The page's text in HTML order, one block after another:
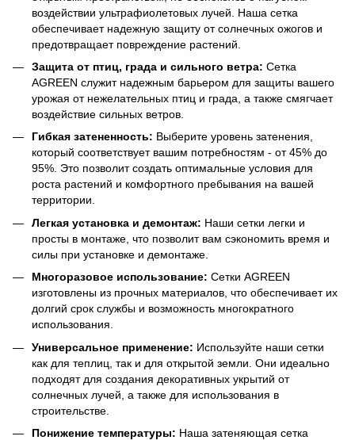
воздействии ультрафиолетовых лучей. Наша сетка
обеспечивает надежную защиту от солнечных ожогов и
предотвращает повреждение растений.
Защита от птиц, града и сильного ветра: Сетка
AGREEN служит надежным барьером для защиты вашего
урожая от нежелательных птиц и града, а также смягчает
воздействие сильных ветров.
Гибкая затененность: Выберите уровень затенения,
который соответствует вашим потребностям - от 45% до
95%. Это позволит создать оптимальные условия для
роста растений и комфортного пребывания на вашей
территории.
Легкая установка и демонтаж: Наши сетки легки и
просты в монтаже, что позволит вам сэкономить время и
силы при установке и демонтаже.
Многоразовое использование: Сетки AGREEN
изготовлены из прочных материалов, что обеспечивает их
долгий срок службы и возможность многократного
использования.
Универсальное применение: Используйте наши сетки
как для теплиц, так и для открытой земли. Они идеально
подходят для создания декоративных укрытий от
солнечных лучей, а также для использования в
строительстве.
Понижение температуры: Наша затеняющая сетка